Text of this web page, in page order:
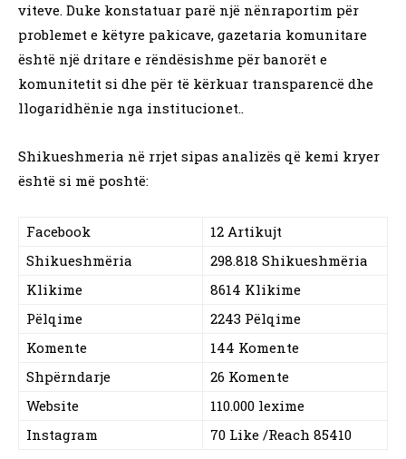
viteve. Duke konstatuar parë një nënraportim për
problemet e këtyre pakicave, gazetaria komunitare
është një dritare e rëndësishme për banorët e
komunitetit si dhe për të kërkuar transparencë dhe
llogaridhënie nga institucionet..
Shikueshmeria në rrjet sipas analizës që kemi kryer
është si më poshtë:
Facebook
12 Artikujt
Shikueshmëria
298.818 Shikueshmëria
Klikime
8614 Klikime
Pëlqime
2243 Pëlqime
Komente
144 Komente
Shpërndarje
26 Komente
Website
110.000 lexime
Instagram
70 Like /Reach 85410